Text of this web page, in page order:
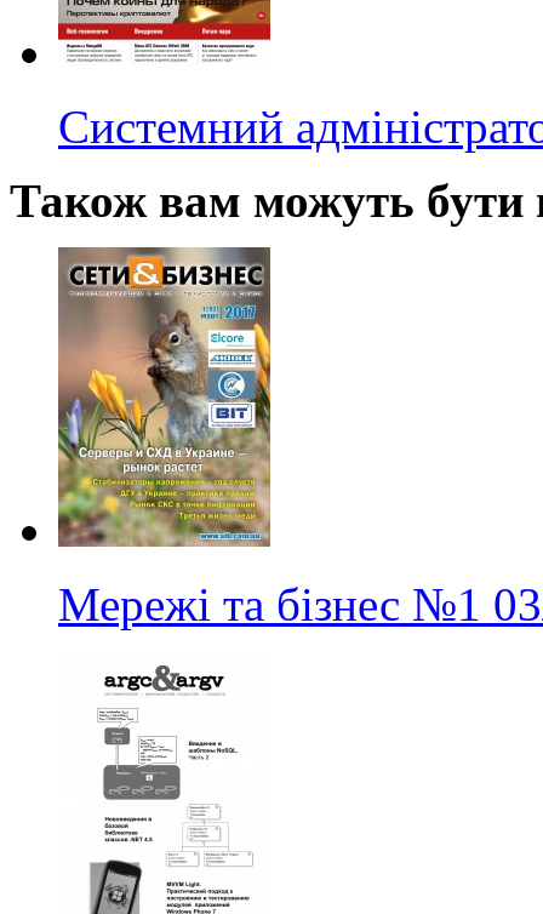
Системний
Також вам можуть бути
Мережі та бізнес №1